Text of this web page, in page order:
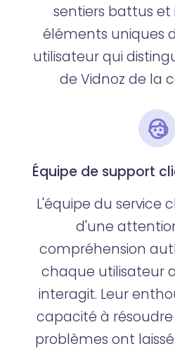
sentiers battus
éléments uniques
utilisateur qui
de Vidnoz de la
Équipe de support
L'équipe du service
d'une
compréhension
chaque utilisateur
interagit. Leur
capacité à
problèmes ont